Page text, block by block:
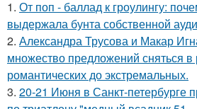
1. От поп - баллад к гроулингу:
выдержала бунта собственной
2. Александра Трусова и Макар
множество предложений сняться
романтических до экстремальных.
3. 20-21 Июня в Санкт-петербурге